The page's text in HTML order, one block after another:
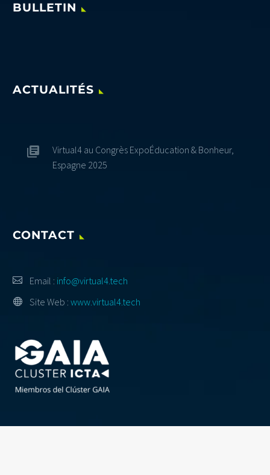
BULLETIN
ACTUALITÉS
Virtual4 au Congrès ExpoÉducation & Bonheur,
Espagne 2025
CONTACT
Email : info@virtual4.tech
Site Web : www.virtual4.tech